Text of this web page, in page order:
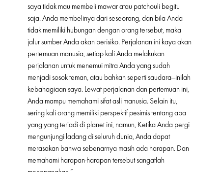
saya tidak mau membeli mawar atau patchouli begitu
saja. Anda membelinya dari seseorang, dan bila Anda
tidak memiliki hubungan dengan orang tersebut, maka
jalur sumber Anda akan berisiko. Perjalanan ini kaya akan
pertemuan manusia, setiap kali Anda melakukan
perjalanan untuk menemui mitra Anda yang sudah
menjadi sosok teman, atau bahkan seperti saudara—inilah
kebahagiaan saya. Lewat perjalanan dan pertemuan ini,
Anda mampu memahami sifat asli manusia. Selain itu,
sering kali orang memiliki perspektif pesimis tentang apa
yang yang terjadi di planet ini, namun, Ketika Anda pergi
mengunjungi ladang di seluruh dunia, Anda dapat
merasakan bahwa sebenarnya masih ada harapan. Dan
memahami harapan-harapan tersebut sangatlah